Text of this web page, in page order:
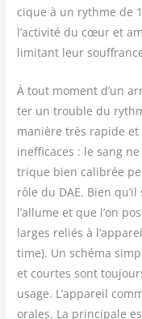
cique à un rythme de
l’activité du cœur et
limi­tant leur
À tout moment d’un
ter un trouble du
manière très rapide
inef­fi­caces : le sang
trique bien cali­brée
rôle du DAE. Bien
l’allume et que l’on
larges reliés à
time). Un sché­ma
et courtes sont
usage. L’appareil
orales. La prin­ci­pale